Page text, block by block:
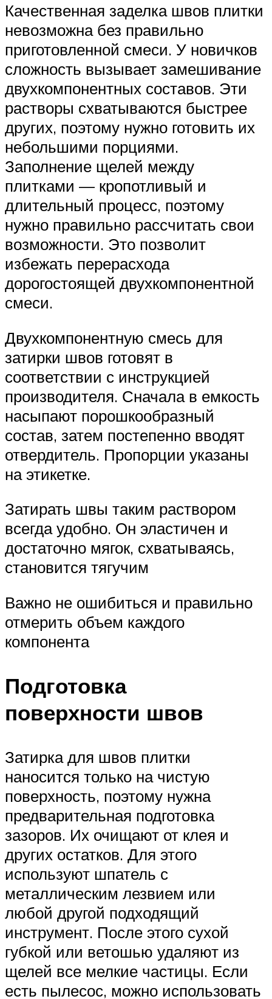
Качественная заделка швов плитки
невозможна без правильно
приготовленной смеси. У новичков
сложность вызывает замешивание
двухкомпонентных составов. Эти
растворы схватываются быстрее
других, поэтому нужно готовить их
небольшими порциями.
Заполнение щелей между
плитками — кропотливый и
длительный процесс, поэтому
нужно правильно рассчитать свои
возможности. Это позволит
избежать перерасхода
дорогостоящей двухкомпонентной
смеси.
Двухкомпонентную смесь для
затирки швов готовят в
соответствии с инструкцией
производителя. Сначала в емкость
насыпают порошкообразный
состав, затем постепенно вводят
отвердитель. Пропорции указаны
на этикетке.
Затирать швы таким раствором
всегда удобно. Он эластичен и
достаточно мягок, схватываясь,
становится тягучим
Важно не ошибиться и правильно
отмерить объем каждого
компонента
Подготовка
поверхности швов
Затирка для швов плитки
наносится только на чистую
поверхность, поэтому нужна
предварительная подготовка
зазоров. Их очищают от клея и
других остатков. Для этого
используют шпатель с
металлическим лезвием или
любой другой подходящий
инструмент. После этого сухой
губкой или ветошью удаляют из
щелей все мелкие частицы. Если
есть пылесос, можно использовать